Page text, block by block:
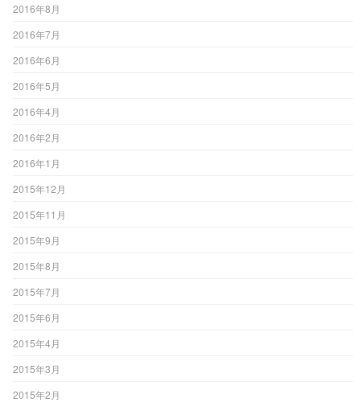
2016年8月
2016年7月
2016年6月
2016年5月
2016年4月
2016年2月
2016年1月
2015年12月
2015年11月
2015年9月
2015年8月
2015年7月
2015年6月
2015年4月
2015年3月
2015年2月